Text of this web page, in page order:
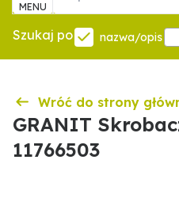
MENU
Szukaj po nazwa/opis
Wróć do strony
GRANIT
11766503